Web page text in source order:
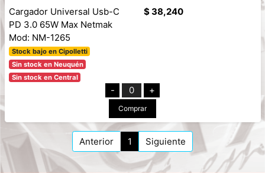
Cargador Universal Usb-C
PD 3.0 65W Max Netmak
Mod: NM-1265
Stock bajo en Cipolletti
Sin stock en Neuquén
Sin stock en Central
$ 38,240
- 0 +
Comprar
Anterior 1 Siguiente